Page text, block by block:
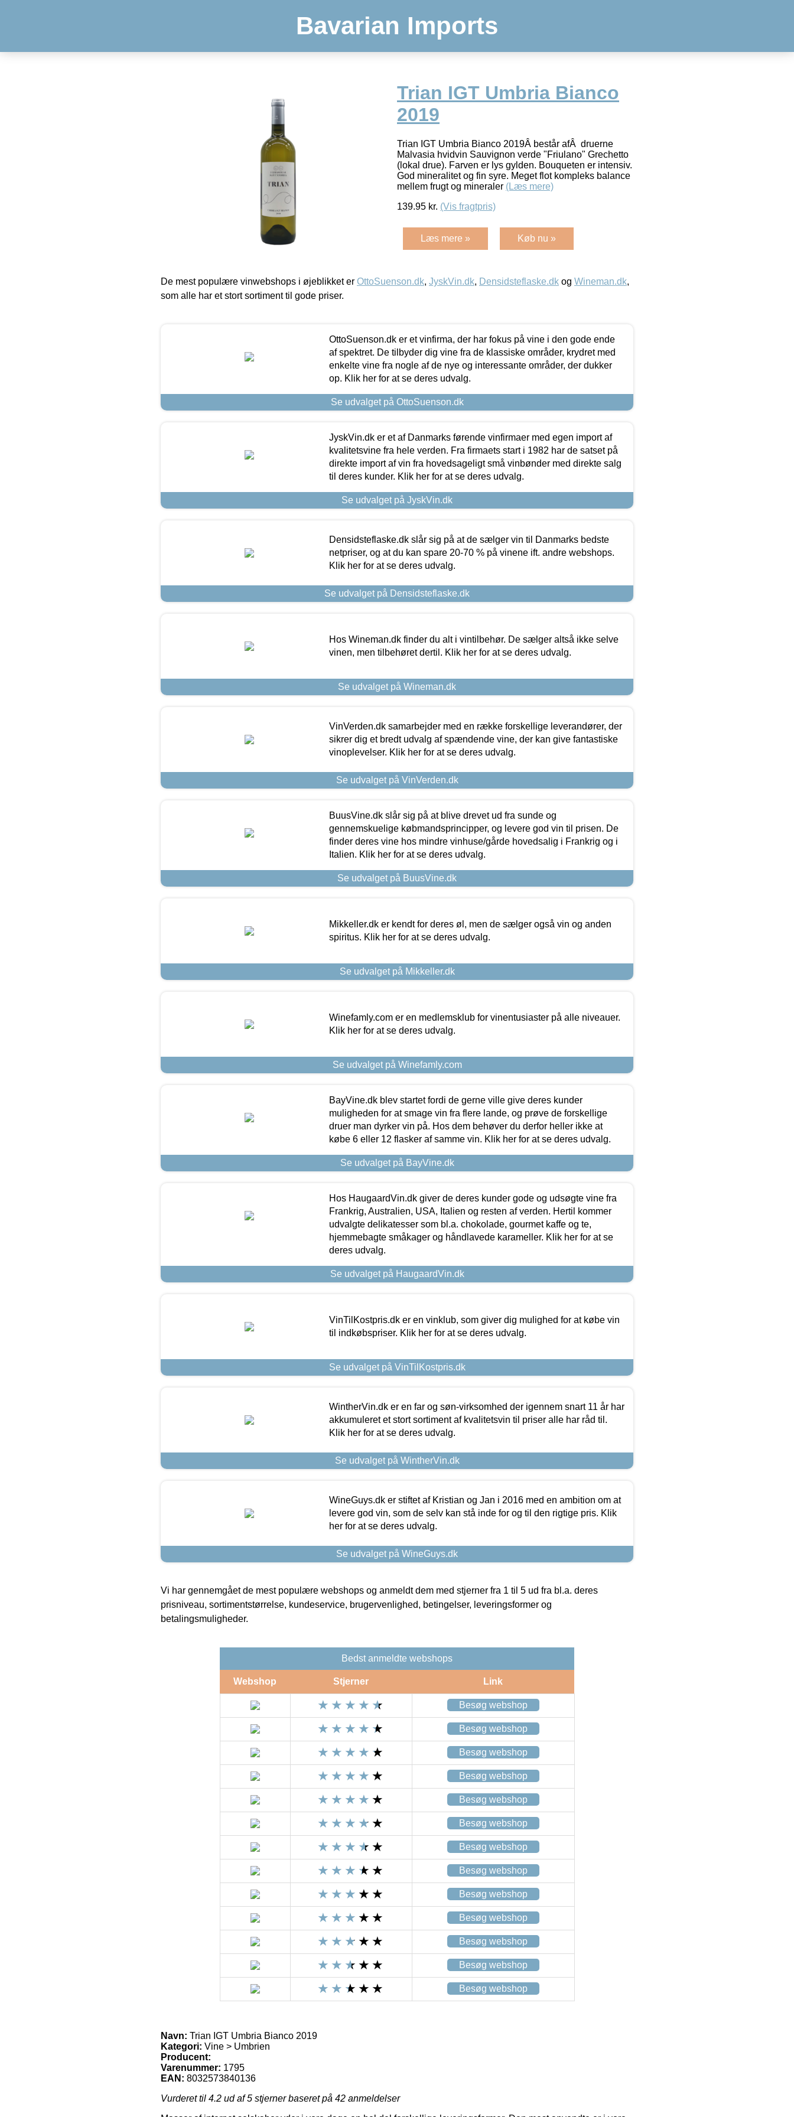
Bavarian Imports
Trian IGT Umbria Bianco
2019
Trian IGT Umbria Bianco 2019Â består afÂ druerne
Malvasia hvidvin Sauvignon verde "Friulano" Grechetto
(lokal drue). Farven er lys gylden. Bouqueten er intensiv.
God mineralitet og fin syre. Meget flot kompleks balance
mellem frugt og mineraler (Læs mere)
139.95 kr. (Vis fragtpris)
Læs mere » Køb nu »
De mest populære vinwebshops i øjeblikket er OttoSuenson.dk, JyskVin.dk, Densidsteflaske.dk og Wineman.dk,
som alle har et stort sortiment til gode priser.
OttoSuenson.dk er et vinfirma, der har fokus på vine i den gode ende
af spektret. De tilbyder dig vine fra de klassiske områder, krydret med
enkelte vine fra nogle af de nye og interessante områder, der dukker
op. Klik her for at se deres udvalg.
Se udvalget på OttoSuenson.dk
JyskVin.dk er et af Danmarks førende vinfirmaer med egen import af
kvalitetsvine fra hele verden. Fra firmaets start i 1982 har de satset på
direkte import af vin fra hovedsageligt små vinbønder med direkte salg
til deres kunder. Klik her for at se deres udvalg.
Se udvalget på JyskVin.dk
Densidsteflaske.dk slår sig på at de sælger vin til Danmarks bedste
netpriser, og at du kan spare 20-70 % på vinene ift. andre webshops.
Klik her for at se deres udvalg.
Se udvalget på Densidsteflaske.dk
Hos Wineman.dk finder du alt i vintilbehør. De sælger altså ikke selve
vinen, men tilbehøret dertil. Klik her for at se deres udvalg.
Se udvalget på Wineman.dk
VinVerden.dk samarbejder med en række forskellige leverandører, der
sikrer dig et bredt udvalg af spændende vine, der kan give fantastiske
vinoplevelser. Klik her for at se deres udvalg.
Se udvalget på VinVerden.dk
BuusVine.dk slår sig på at blive drevet ud fra sunde og
gennemskuelige købmandsprincipper, og levere god vin til prisen. De
finder deres vine hos mindre vinhuse/gårde hovedsalig i Frankrig og i
Italien. Klik her for at se deres udvalg.
Se udvalget på BuusVine.dk
Mikkeller.dk er kendt for deres øl, men de sælger også vin og anden
spiritus. Klik her for at se deres udvalg.
Se udvalget på Mikkeller.dk
Winefamly.com er en medlemsklub for vinentusiaster på alle niveauer.
Klik her for at se deres udvalg.
Se udvalget på Winefamly.com
BayVine.dk blev startet fordi de gerne ville give deres kunder
muligheden for at smage vin fra flere lande, og prøve de forskellige
druer man dyrker vin på. Hos dem behøver du derfor heller ikke at
købe 6 eller 12 flasker af samme vin. Klik her for at se deres udvalg.
Se udvalget på BayVine.dk
Hos HaugaardVin.dk giver de deres kunder gode og udsøgte vine fra
Frankrig, Australien, USA, Italien og resten af verden. Hertil kommer
udvalgte delikatesser som bl.a. chokolade, gourmet kaffe og te,
hjemmebagte småkager og håndlavede karameller. Klik her for at se
deres udvalg.
Se udvalget på HaugaardVin.dk
VinTilKostpris.dk er en vinklub, som giver dig mulighed for at købe vin
til indkøbspriser. Klik her for at se deres udvalg.
Se udvalget på VinTilKostpris.dk
WintherVin.dk er en far og søn-virksomhed der igennem snart 11 år har
akkumuleret et stort sortiment af kvalitetsvin til priser alle har råd til.
Klik her for at se deres udvalg.
Se udvalget på WintherVin.dk
WineGuys.dk er stiftet af Kristian og Jan i 2016 med en ambition om at
levere god vin, som de selv kan stå inde for og til den rigtige pris. Klik
her for at se deres udvalg.
Se udvalget på WineGuys.dk
Vi har gennemgået de mest populære webshops og anmeldt dem med stjerner fra 1 til 5 ud fra bl.a. deres
prisniveau, sortimentstørrelse, kundeservice, brugervenlighed, betingelser, leveringsformer og
betalingsmuligheder.
Bedst anmeldte webshops
Webshop Stjerner Link
Besøg webshop
Besøg webshop
Besøg webshop
Besøg webshop
Besøg webshop
Besøg webshop
Besøg webshop
Besøg webshop
Besøg webshop
Besøg webshop
Besøg webshop
Besøg webshop
Besøg webshop
Navn: Trian IGT Umbria Bianco 2019
Kategori: Vine > Umbrien
Producent:
Varenummer: 1795
EAN: 8032573840136
Vurderet til 4.2 ud af 5 stjerner baseret på 42 anmeldelser